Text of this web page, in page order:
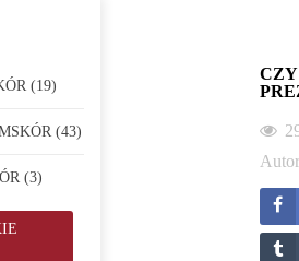
(19)
(43)
(3)
Autor